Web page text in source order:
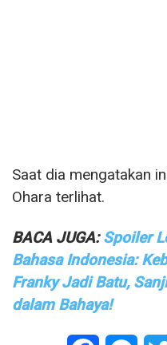
Saat dia mengatakan
Ohara terlihat.
BACA JUGA:Spoiler
Bahasa Indonesia:
Franky Jadi Batu,
dalam Bahaya!